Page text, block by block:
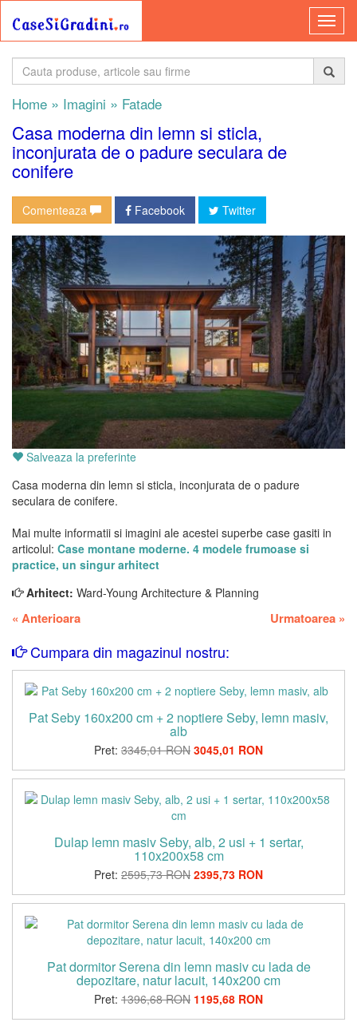
Home » Imagini » Fatade
Casa moderna din lemn si sticla,
inconjurata de o padure seculara de
conifere
Comenteaza Facebook Twitter
Salveaza la preferinte
Casa moderna din lemn si sticla, inconjurata de o padure
seculara de conifere.
Mai multe informatii si imagini ale acestei superbe case gasiti in
articolul: Case montane moderne. 4 modele frumoase si
practice, un singur arhitect
Arhitect: Ward-Young Architecture & Planning
« Anterioara Urmatoarea »
Cumpara din magazinul nostru:
Pat Seby 160x200 cm + 2 noptiere Seby, lemn masiv,
alb
Pret: 3345,01 RON 3045,01 RON
Dulap lemn masiv Seby, alb, 2 usi + 1 sertar,
110x200x58 cm
Pret: 2595,73 RON 2395,73 RON
Pat dormitor Serena din lemn masiv cu lada de
depozitare, natur lacuit, 140x200 cm
Pret: 1396,68 RON 1195,68 RON